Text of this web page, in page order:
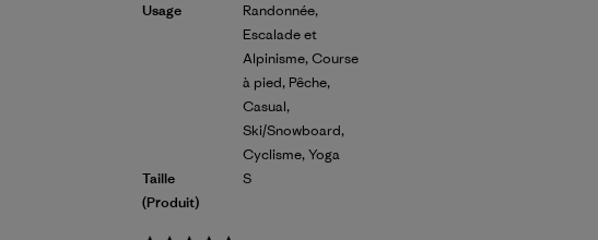
Usage
Taille
(produit)
Randonnée,
Escalade et
Alpinisme, Course
à pied, Pêche,
Casual,
Ski/Snowboard,
Cyclisme, Yoga
S